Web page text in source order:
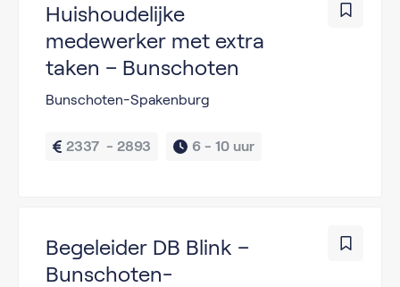
Huishoudelijke
medewerker met extra
taken – Bunschoten
Bunschoten-Spakenburg
2337  - 2893 6 - 10 uur
Begeleider DB Blink –
Bunschoten-